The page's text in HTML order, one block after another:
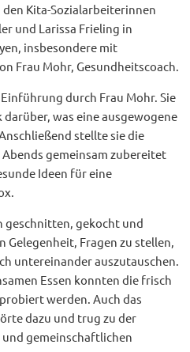
Kita-Sozialarbeiterinnen
und Larissa Frieling in
insbesondere mit
Frau Mohr, Gesundheitscoach.
durch Frau Mohr. Sie
was eine ausgewogene
stellte sie die
Abends gemeinsam zubereitet
Ideen für eine
geschnitten, gekocht und
Fragen zu stellen,
untereinander auszutauschen.
Essen konnten die frisch
werden. Auch das
dazu und trug zu der
gemeinschaftlichen